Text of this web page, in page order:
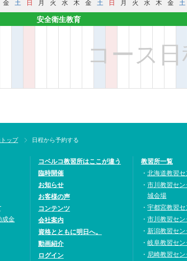
金
土
日
月
火
水
木
金
土
日
月
火
水
木
金
土
安全衛生教育
コース
ップ 日程から予約する
成金
コベルコ教習所はここが違う
臨時開催
お知らせ
お客様の声
コンテンツ
会社案内
資格とともに明日へ。
動画紹介
ログイン
教習所一覧
北海道教習セ
市川教習セン
城会場
宇都宮教習セ
市川教習セン
新潟教習セン
岐阜教習セン
尼崎教習セン